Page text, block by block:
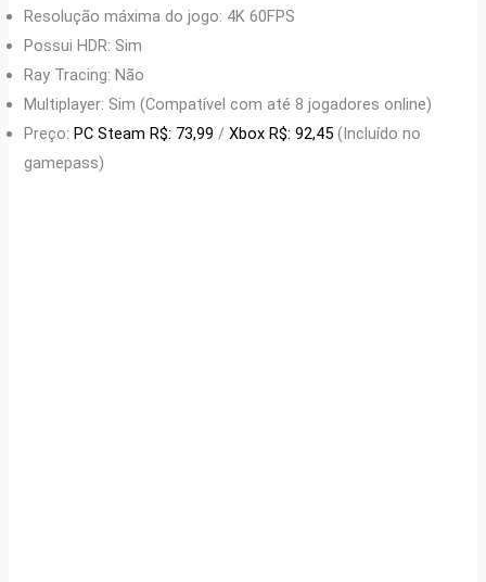
Resolução máxima do jogo: 4K 60FPS
Possui HDR: Sim
Ray Tracing: Não
Multiplayer: Sim (Compatível com até 8 jogadores online)
Preço:PC Steam R$: 73,99 /Xbox R$: 92,45 (Incluído no
gamepass)